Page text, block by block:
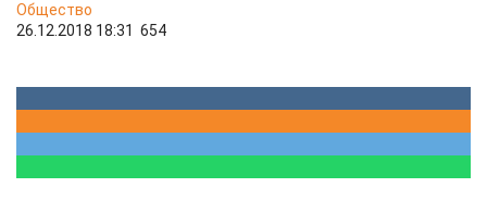
Общество
26.12.2018 18:31 654